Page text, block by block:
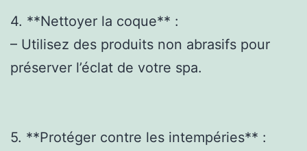
4. **Nettoyer la coque** :
– Utilisez des produits non abrasifs pour
préserver l’éclat de votre spa.
5. **Protéger contre les intempéries** :